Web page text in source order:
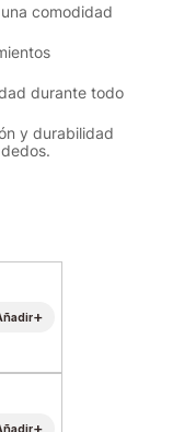
comodidad
durante todo
y durabilidad
+
+